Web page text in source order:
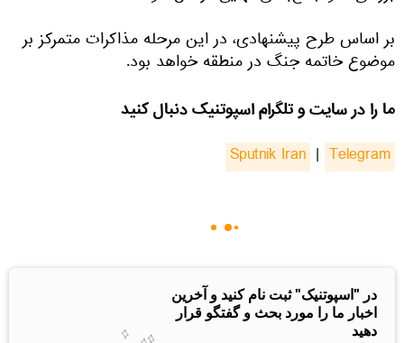
بر اساس طرح پیشنهادی، در این مرحله مذاکرات متمرکز بر
موضوع خاتمه جنگ در منطقه خواهد بود.
ما را در سایت و تلگرام اسپوتنیک دنبال کنید
Sputnik Iran | Telegram
در "اسپوتنیک" ثبت نام کنید و آخرین
اخبار ما را مورد بحث و گفتگو قرار
دهید